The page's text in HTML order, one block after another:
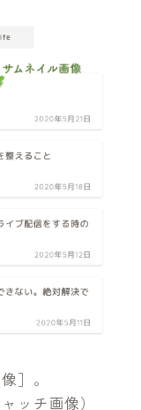
］。
ッチ画像）